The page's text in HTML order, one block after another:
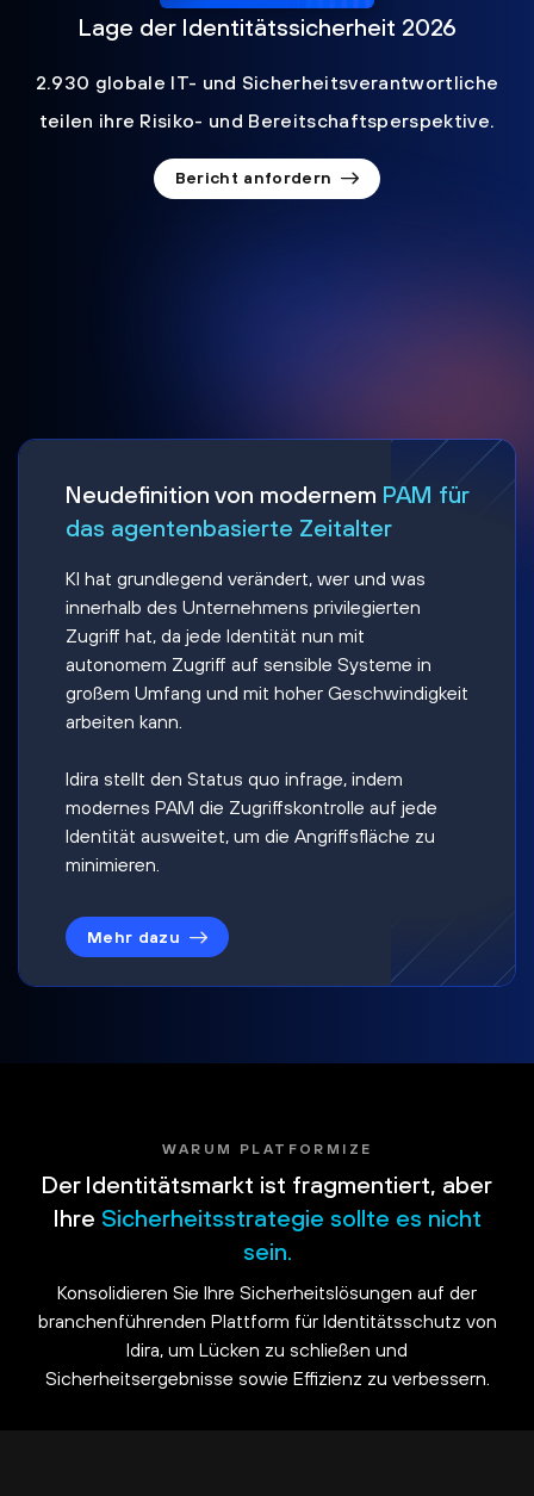
Lage der Identitätssicherheit 2026
2.930 globale IT- und Sicherheitsverantwortliche
teilen ihre Risiko- und Bereitschaftsperspektive.
Bericht anfordern
Neudefinition von modernem PAM für
das agentenbasierte Zeitalter
KI hat grundlegend verändert, wer und was
innerhalb des Unternehmens privilegierten
Zugriff hat, da jede Identität nun mit
autonomem Zugriff auf sensible Systeme in
großem Umfang und mit hoher Geschwindigkeit
arbeiten kann.
Idira stellt den Status quo infrage, indem
modernes PAM die Zugriffskontrolle auf jede
Identität ausweitet, um die Angriffsfläche zu
minimieren.
Mehr dazu
WARUM PLATFORMIZE
Der Identitätsmarkt ist fragmentiert, aber
Ihre Sicherheitsstrategie sollte es nicht
sein.
Konsolidieren Sie Ihre Sicherheitslösungen auf der
branchenführenden Plattform für Identitätsschutz von
Idira, um Lücken zu schließen und
Sicherheitsergebnisse sowie Effizienz zu verbessern.